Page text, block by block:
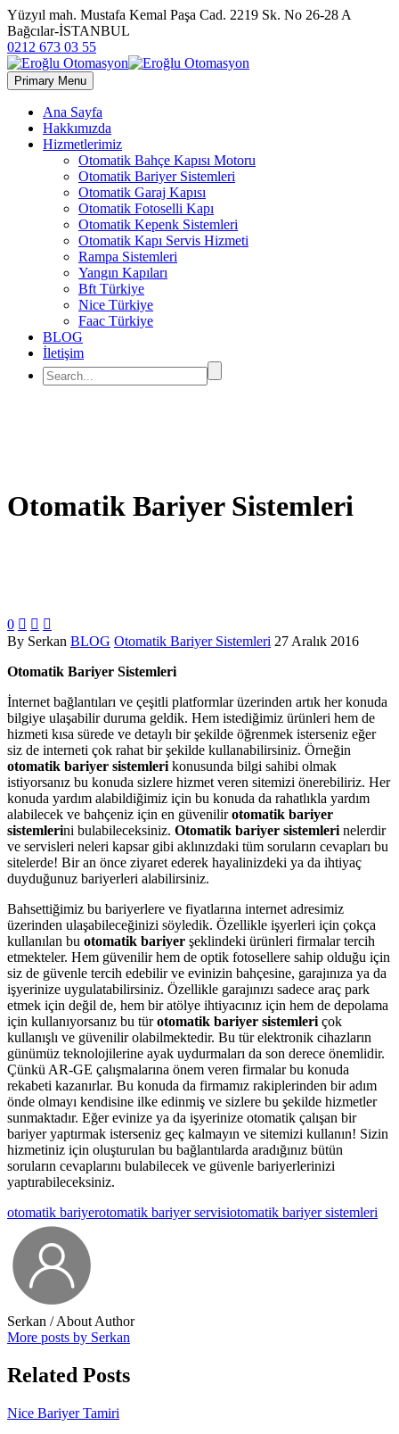
Yüzyıl mah. Mustafa Kemal Paşa Cad. 2219 Sk. No 26-28 A
Bağcılar-İSTANBUL
0212 673 03 55
Primary Menu
Ana Sayfa
Hakkımızda
Hizmetlerimiz
Otomatik Bahçe Kapısı Motoru
Otomatik Bariyer Sistemleri
Otomatik Garaj Kapısı
Otomatik Fotoselli Kapı
Otomatik Kepenk Sistemleri
Otomatik Kapı Servis Hizmeti
Rampa Sistemleri
Yangın Kapıları
Bft Türkiye
Nice Türkiye
Faac Türkiye
BLOG
İletişim
Otomatik Bariyer Sistemleri
0   
By Serkan BLOG Otomatik Bariyer Sistemleri 27 Aralık 2016
Otomatik Bariyer Sistemleri
İnternet bağlantıları ve çeşitli platformlar üzerinden artık her konuda
bilgiye ulaşabilir duruma geldik. Hem istediğimiz ürünleri hem de
hizmeti kısa sürede ve detaylı bir şekilde öğrenmek isterseniz eğer
siz de interneti çok rahat bir şekilde kullanabilirsiniz. Örneğin
otomatik bariyer sistemleri konusunda bilgi sahibi olmak
istiyorsanız bu konuda sizlere hizmet veren sitemizi önerebiliriz. Her
konuda yardım alabildiğimiz için bu konuda da rahatlıkla yardım
alabilecek ve bahçeniz için en güvenilirotomatik bariyer
sistemlerini bulabileceksiniz. Otomatik bariyer sistemleri nelerdir
ve servisleri neleri kapsar gibi aklınızdaki tüm soruların cevapları bu
sitelerde! Bir an önce ziyaret ederek hayalinizdeki ya da ihtiyaç
duyduğunuz bariyerleri alabilirsiniz.
Bahsettiğimiz bu bariyerlere ve fiyatlarına internet adresimiz
üzerinden ulaşabileceğinizi söyledik. Özellikle işyerleri için çokça
kullanılan bu otomatik bariyer şeklindeki ürünleri firmalar tercih
etmekteler. Hem güvenilir hem de optik fotosellere sahip olduğu için
siz de güvenle tercih edebilir ve evinizin bahçesine, garajınıza ya da
işyerinize uygulatabilirsiniz. Özellikle garajınızı sadece araç park
etmek için değil de, hem bir atölye ihtiyacınız için hem de depolama
için kullanıyorsanız bu türotomatik bariyer sistemleri çok
kullanışlı ve güvenilir olabilmektedir. Bu tür elektronik cihazların
günümüz teknolojilerine ayak uydurmaları da son derece önemlidir.
Çünkü AR-GE çalışmalarına önem veren firmalar bu konuda
rekabeti kazanırlar. Bu konuda da firmamız rakiplerinden bir adım
önde olmayı kendisine ilke edinmiş ve sizlere bu şekilde hizmetler
sunmaktadır. Eğer evinize ya da işyerinize otomatik çalışan bir
bariyer yaptırmak isterseniz geç kalmayın ve sitemizi kullanın! Sizin
hizmetiniz için oluşturulan bu bağlantılarda aradığınız bütün
soruların cevaplarını bulabilecek ve güvenle bariyerlerinizi
yaptırabileceksiniz.
otomatik bariyerotomatik bariyer servisiotomatik bariyer sistemleri
Serkan / About Author
More posts by Serkan
Related Posts
Nice Bariyer Tamiri